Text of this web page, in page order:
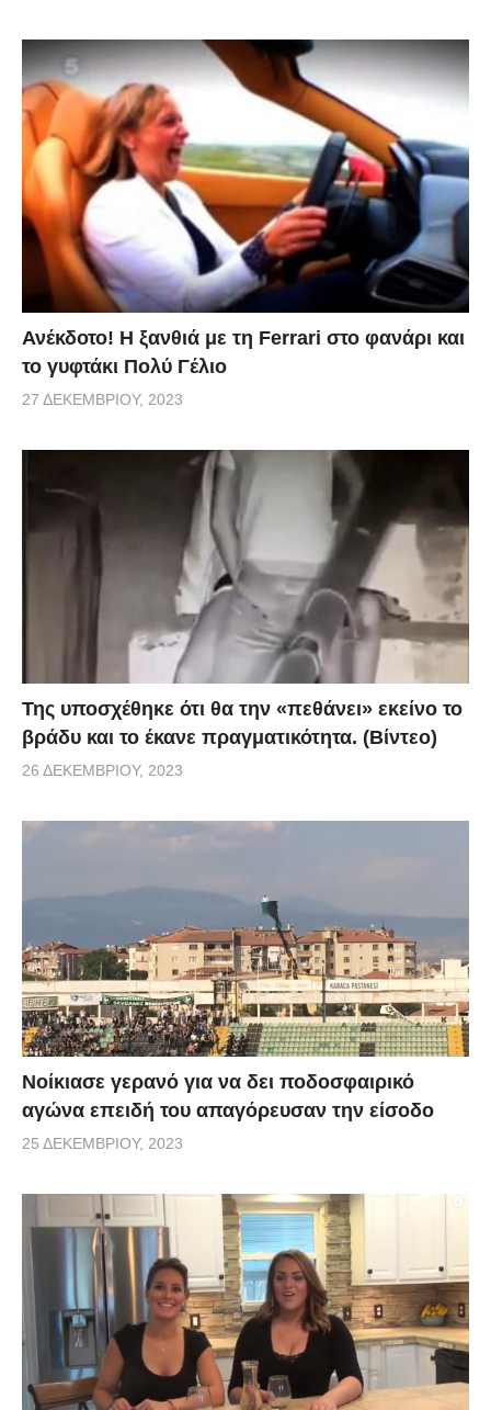
Ανέκδοτο! Η ξανθιά με τη Ferrari στο φανάρι και
το γυφτάκι Πολύ Γέλιο
27 ΔΕΚΕΜΒΡΊΟΥ, 2023
Της υποσχέθηκε ότι θα την «πεθάνει» εκείνο το
βράδυ και το έκανε πραγματικότητα. (Βίντεο)
26 ΔΕΚΕΜΒΡΊΟΥ, 2023
Νοίκιασε γερανό για να δει ποδοσφαιρικό
αγώνα επειδή του απαγόρευσαν την είσοδο
25 ΔΕΚΕΜΒΡΊΟΥ, 2023